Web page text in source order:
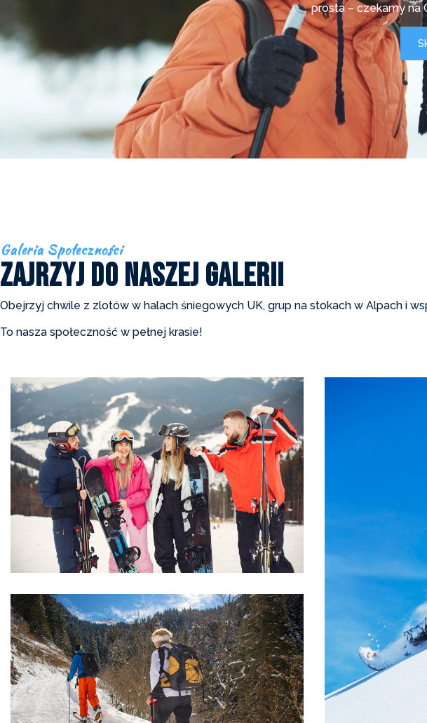
prosta – czekamy na
Galeria Społeczności
Zajrzyj do naszej galerii
Obejrzyj chwile z zlotów w halach śniegowych UK, grup na stokach w Alpach i
To nasza społeczność w pełnej krasie!